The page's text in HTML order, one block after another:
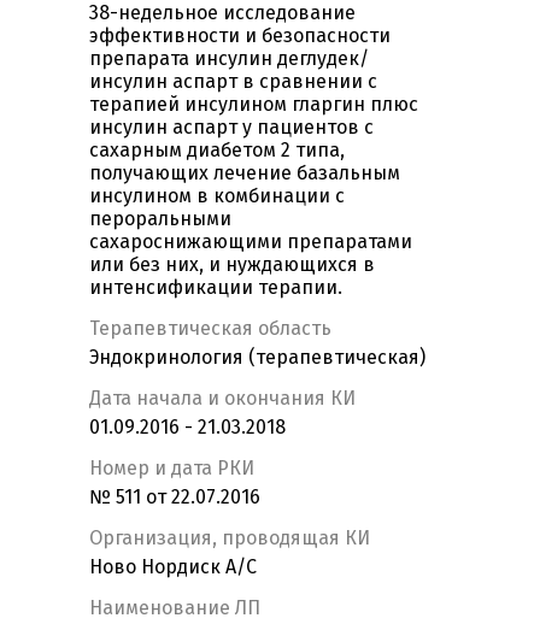
38-недельное исследование
эффективности и безопасности
препарата инсулин деглудек/
инсулин аспарт в сравнении с
терапией инсулином гларгин плюс
инсулин аспарт у пациентов с
сахарным диабетом 2 типа,
получающих лечение базальным
инсулином в комбинации с
пероральными
сахароснижающими препаратами
или без них, и нуждающихся в
интенсификации терапии.
Терапевтическая область
Эндокринология (терапевтическая)
Дата начала и окончания КИ
01.09.2016 - 21.03.2018
Номер и дата РКИ
№ 511 от 22.07.2016
Организация, проводящая КИ
Ново Нордиск А/С
Наименование ЛП